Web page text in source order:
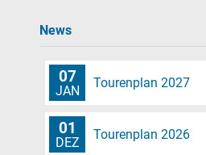
News
07
JAN
Tourenplan 2027
01
DEZ
Tourenplan 2026